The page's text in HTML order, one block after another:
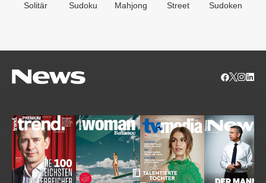
Solitär Sudoku Mahjong Street Sudoken